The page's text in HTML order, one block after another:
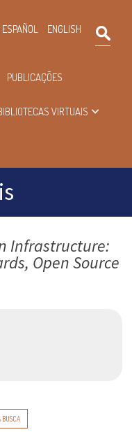
ESPAÑOL ENGLISH
PUBLICAÇÕES
VIRTUAIS
Infrastructure:
Open Source
BUSCA